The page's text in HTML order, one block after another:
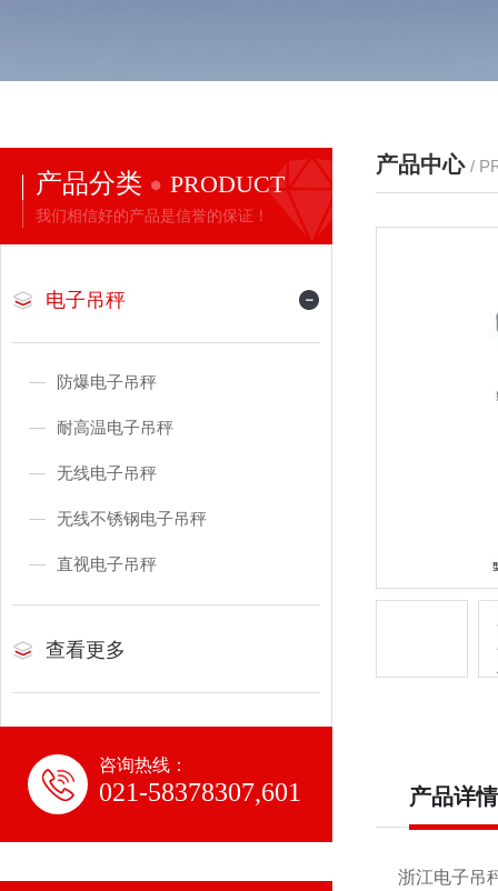
产品分类 PRODUCT
我们相信好的产品是信誉的保证！
电子吊秤
防爆电子吊秤
耐高温电子吊秤
无线电子吊秤
无线不锈钢电子吊秤
直视电子吊秤
查看更多
咨询热线：
021-58378307,601
产品中心 /
产品详情
浙江电子吊